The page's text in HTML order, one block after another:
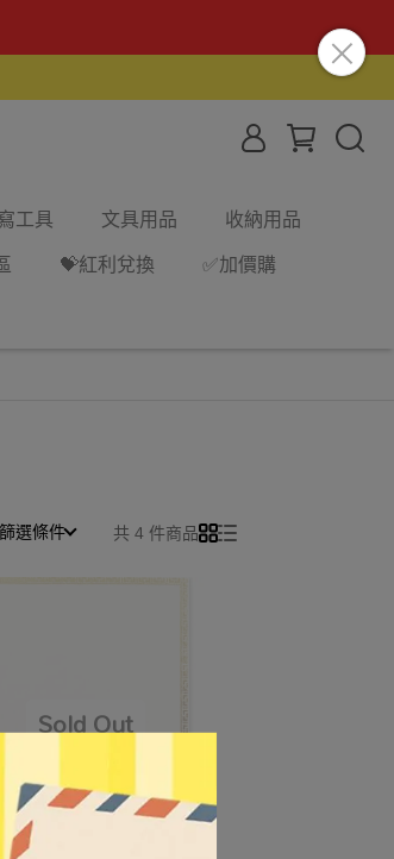
工具 文具用品
收納用品
💝紅利兌換 ✅加價購
選條件 共 4 件商品